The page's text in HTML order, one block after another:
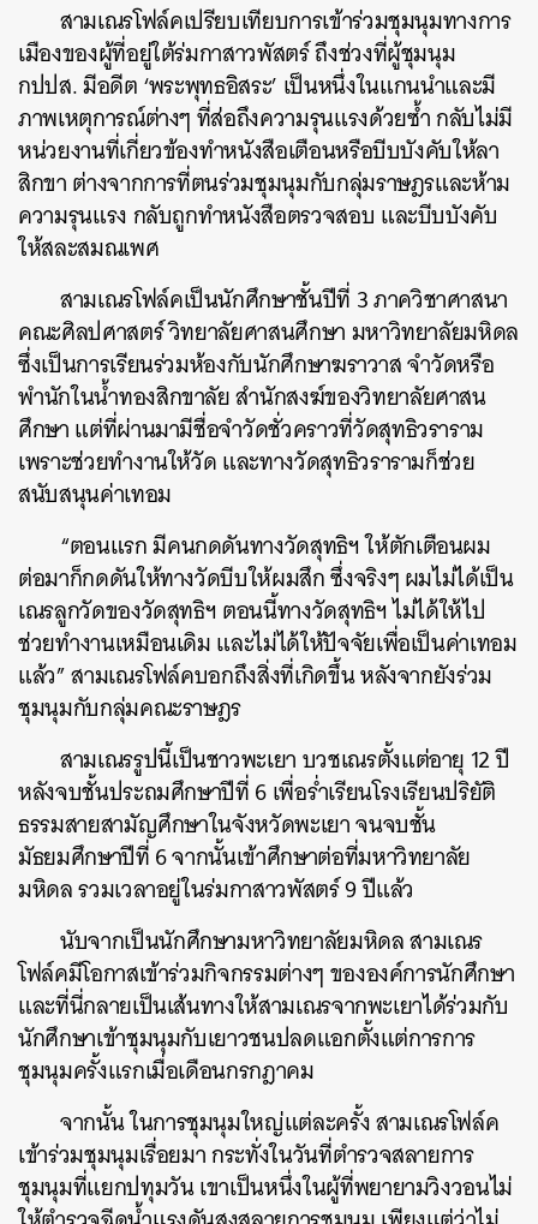
สามเณรโฟล์คเปรียบเทียบการเข้าร่วมชุมนุมทางการ
เมืองของผู้ที่อยู่ใต้ร่มกาสาวพัสตร์ถึงช่วงที่ผู้ชุมนุม
กปปส.มีอดีต‘พระพุทธอิสระ’ เป็นหนึ่งในแกนนำและมี
ภาพเหตุการณ์ต่างๆที่ส่อถึงความรุนแรงด้วยซ้ำกลับไม่มี
หน่วยงานที่เกี่ยวข้องทำหนังสือเตือนหรือบีบบังคับให้ลา
สิกขาต่างจากการที่ตนร่วมชุมนุมกับกลุ่มราษฎรและห้าม
ความรุนแรงกลับถูกทำหนังสือตรวจสอบ และบีบบังคับ
ให้สละสมณเพศ
สามเณรโฟล์คเป็นนักศึกษาชั้นปีที่ 3ภาควิชาศาสนา
คณะศิลปศาสตร์วิทยาลัยศาสนศึกษามหาวิทยาลัยมหิดล
ซึ่งเป็นการเรียนร่วมห้องกับนักศึกษาฆราวาสจำวัดหรือ
พำนักในน้ำทองสิกขาลัยสำนักสงฆ์ของวิทยาลัยศาสน
ศึกษาแต่ที่ผ่านมามีชื่อจำวัดชั่วคราวที่วัดสุทธิวราราม
เพราะช่วยทำงานให้วัดและทางวัดสุทธิวรารามก็ช่วย
สนับสนุนค่าเทอม
“ตอนแรกมีคนกดดันทางวัดสุทธิฯให้ตักเตือนผม
ต่อมาก็กดดันให้ทางวัดบีบให้ผมสึกซึ่งจริงๆผมไม่ได้เป็น
เณรลูกวัดของวัดสุทธิฯ ตอนนี้ทางวัดสุทธิฯไม่ได้ให้ไป
ช่วยทำงานเหมือนเดิมและไม่ได้ให้ปัจจัยเพื่อเป็นค่าเทอม
แล้ว”สามเณรโฟล์คบอกถึงสิ่งที่เกิดขึ้นหลังจากยังร่วม
ชุมนุมกับกลุ่มคณะราษฎร
สามเณรรูปนี้เป็นชาวพะเยาบวชเณรตั้งแต่อายุ12ปี
หลังจบชั้นประถมศึกษาปีที่6เพื่อร่ำเรียนโรงเรียนปริยัติ
ธรรมสายสามัญศึกษาในจังหวัดพะเยาจนจบชั้น
มัธยมศึกษาปีที่6จากนั้นเข้าศึกษาต่อที่มหาวิทยาลัย
มหิดลรวมเวลาอยู่ในร่มกาสาวพัสตร์9ปีแล้ว
นับจากเป็นนักศึกษามหาวิทยาลัยมหิดลสามเณร
โฟล์คมีโอกาสเข้าร่วมกิจกรรมต่างๆขององค์การนักศึกษา
และที่นี่กลายเป็นเส้นทางให้สามเณรจากพะเยาได้ร่วมกับ
นักศึกษาเข้าชุมนุมกับเยาวชนปลดแอกตั้งแต่การการ
ชุมนุมครั้งแรกเมื่อเดือนกรกฎาคม
จากนั้นในการชุมนุมใหญ่แต่ละครั้งสามเณรโฟล์ค
เข้าร่วมชุมนุมเรื่อยมากระทั่งในวันที่ตำรวจสลายการ
ชุมนุมที่แยกปทุมวันเขาเป็นหนึ่งในผู้ที่พยายามวิงวอนไม่